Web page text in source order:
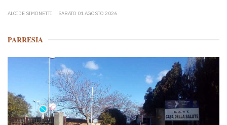
ALCIDE SIMONETTI SABATO 01 AGOSTO 2026
PARRESIA